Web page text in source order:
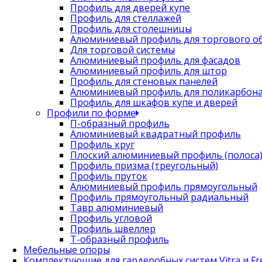
Профиль для дверей купе
Профиль для стеллажей
Профиль для столешницы
Алюминиевый профиль для торгового
Для торговой системы
Алюминиевый профиль для фасадов
Алюминиевый профиль для штор
Профиль для стеновых панелей
Алюминиевый профиль для
Профиль для шкафов купе и дверей
Профили по форме
П-образный профиль
Алюминиевый квадратный профиль
Профиль круг
Плоский алюминиевый профиль (полоса)
Профиль призма (треугольный)
Профиль пруток
Алюминиевый профиль прямоугольный
Профиль прямоугольный радиальный
Тавр алюминиевый
Профиль угловой
Профиль швеллер
Т-образный профиль
Мебельные опоры